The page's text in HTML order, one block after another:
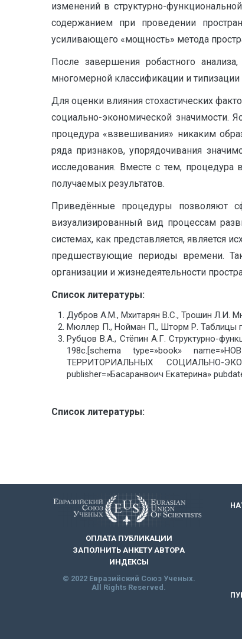
изменений в структурно-
содержанием при проведении
усиливающего «мощность» метода
После завершения робастного
многомерной классификации и типизации
Для оценки влияния стохастических
социально-экономической значимости.
процедура «взвешивания» никаким
ряда признаков, упорядочивания
исследования. Вместе с тем,
получаемых результатов.
Приведённые процедуры позволяют
визуализированный вид процессам
системах, как представляется,
предшествующие периоды времени.
организации и жизнедеятельности
Список литературы:
Дубров А.М., Мхитарян В.С., Трошин Л.И.
Мюллер П., Нойман П., Шторм Р. Таблицы
Рубцов В.А., Стёпин А.Г. Структурно-
198с.[schema type=»book»
ТЕРРИТОРИАЛЬНЫХ СОЦИАЛЬНО-
publisher=»Басаранвоич Екатерина»
Список литературы:
ОПЛАТА ПУБЛИКАЦИИ
ЗАПОЛНИТЬ АНКЕТУ АВТОРА
ИНДЕКСЫ
© 2022 Евразийский Союз Ученых.
All Rights Reserved.